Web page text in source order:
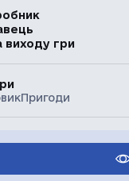
виходу гри
Пригоди